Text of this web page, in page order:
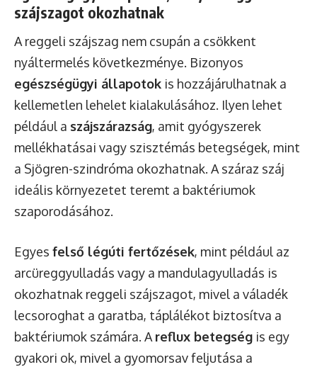
szájszagot okozhatnak
A reggeli szájszag nem csupán a csökkent
nyáltermelés következménye. Bizonyos
egészségügyi állapotok is hozzájárulhatnak a
kellemetlen lehelet kialakulásához. Ilyen lehet
például a szájszárazság, amit gyógyszerek
mellékhatásai vagy szisztémás betegségek, mint
a Sjögren-szindróma okozhatnak. A száraz száj
ideális környezetet teremt a baktériumok
szaporodásához.
Egyes felső légúti fertőzések, mint például az
arcüreggyulladás vagy a mandulagyulladás is
okozhatnak reggeli szájszagot, mivel a váladék
lecsoroghat a garatba, táplálékot biztosítva a
baktériumok számára. A reflux betegség is egy
gyakori ok, mivel a gyomorsav feljutása a